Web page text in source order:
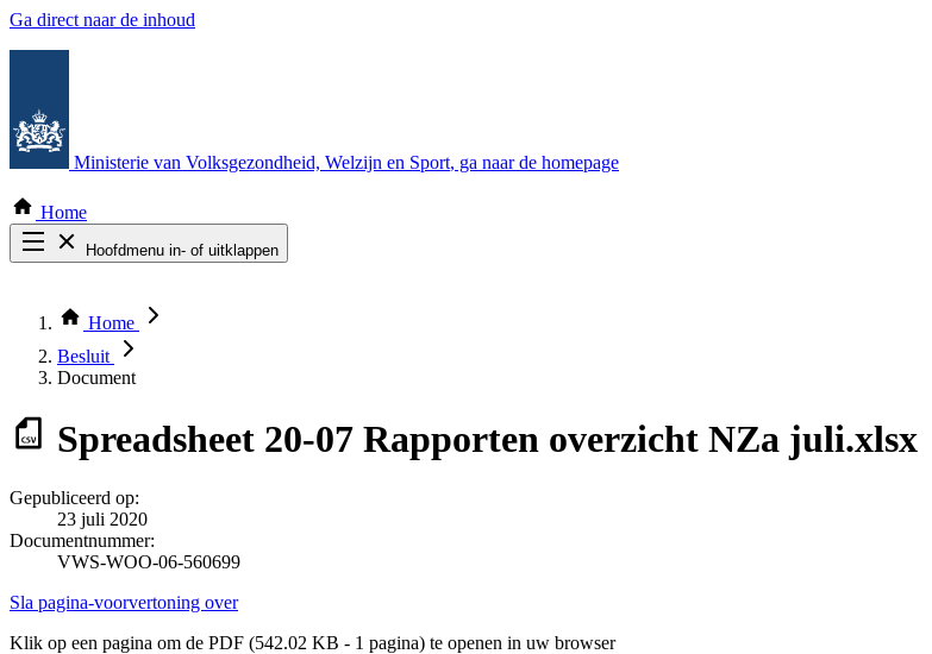
Ga direct naar de inhoud
Ministerie van Volksgezondheid, Welzijn en Sport, ga naar de homepage
Home
Hoofdmenu in- of uitklappen
Thema COVID-19
Bekijk per bestuursorgaan
Home
Besluit
Document
Spreadsheet 20-07 Rapporten overzicht NZa juli.xlsx
Gepubliceerd op:
23 juli 2020
Documentnummer:
VWS-WOO-06-560699
Sla pagina-voorvertoning over
Klik op een pagina om de PDF (542.02 KB - 1 pagina) te openen in uw browser